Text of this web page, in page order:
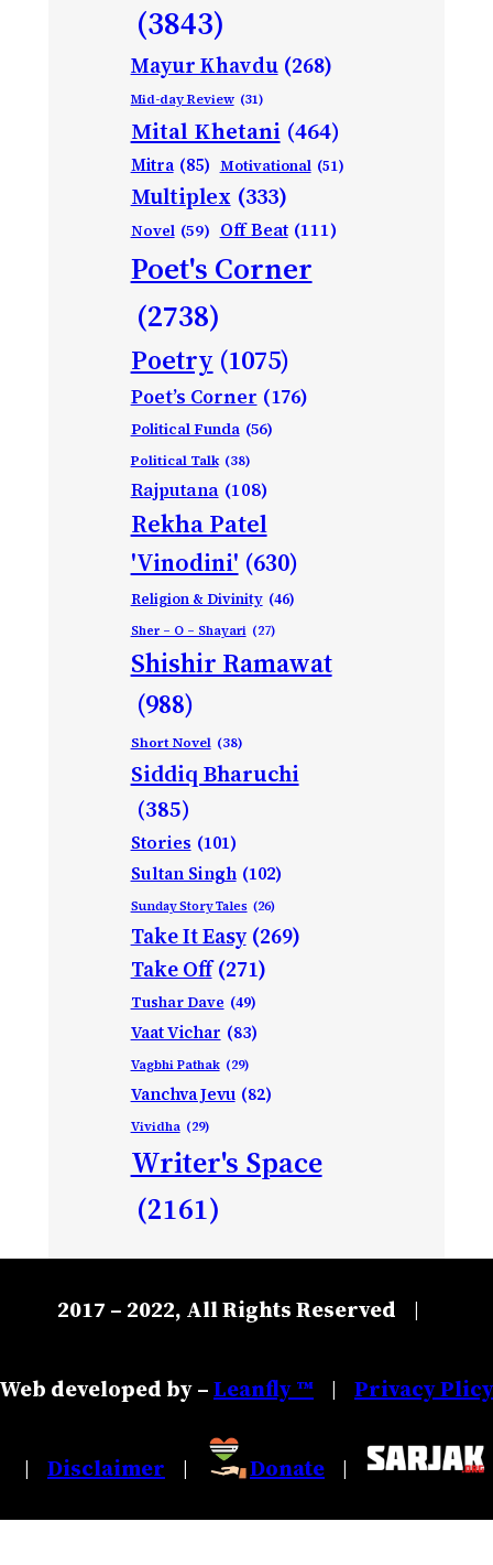
(3843)
Mayur Khavdu (268)
Mid-day Review (31)
Mital Khetani (464)
Mitra (85) Motivational (51)
Multiplex (333)
Novel (59) Off Beat (111)
Poet's Corner
(2738)
Poetry (1075)
Poet’s Corner (176)
Political Funda (56)
Political Talk (38)
Rajputana (108)
Rekha Patel
'Vinodini' (630)
Religion & Divinity (46)
Sher – O – Shayari (27)
Shishir Ramawat
(988)
Short Novel (38)
Siddiq Bharuchi
(385)
Stories (101)
Sultan Singh (102)
Sunday Story Tales (26)
Take It Easy (269)
Take Off (271)
Tushar Dave (49)
Vaat Vichar (83)
Vagbhi Pathak (29)
Vanchva Jevu (82)
Vividha (29)
Writer's Space
(2161)
2017 – 2022, All Rights Reserved |
Web developed by –Leanfly ™ | Privacy Plicy
| Disclaimer | Donate |